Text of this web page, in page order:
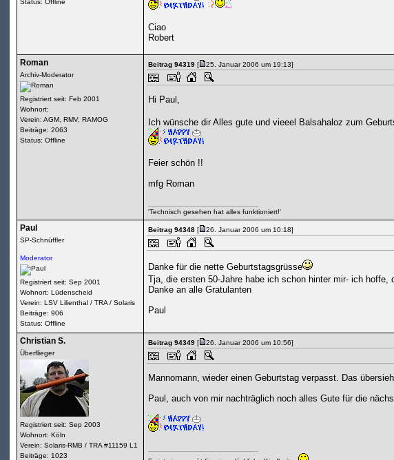
Status: Offline
Ciao
Robert
Roman
Archiv-Moderator
Registriert seit: Feb 2001
Wohnort:
Verein: AGM, RMV, RAMOG
Beiträge: 2063
Status: Offline
Beitrag 94319[
25. Januar 2006 um 19:13]
Hi Paul,
Ich wünsche dir Alles gute und vieeel Balsahaloz zum
Feier schön !!
mfg Roman
'Technisch gesehen hat alles funktioniert!'
Paul
SP-Schnüffler
Moderator
Registriert seit: Sep 2001
Wohnort: Lüdenscheid
Verein: LSV Lilienthal / TRA / Solaris
Beiträge: 906
Status: Offline
Beitrag 94348[
26. Januar 2006 um 10:18]
Danke für die nette Geburtstagsgrüsse
Tja, die ersten 50-Jahre habe ich schon hinter mir- ich hoffe,
Danke an alle Gratulanten
Paul
Christian S.
Überflieger
Registriert seit: Sep 2003
Wohnort: Köln
Verein: Solaris-RMB / TRA #11159 L1
Beiträge: 1023
Beitrag 94349[
26. Januar 2006 um 10:56]
Mannomann, wieder einen Geburtstag verpasst. Das
Paul, auch von mir nachträglich noch alles Gute für die